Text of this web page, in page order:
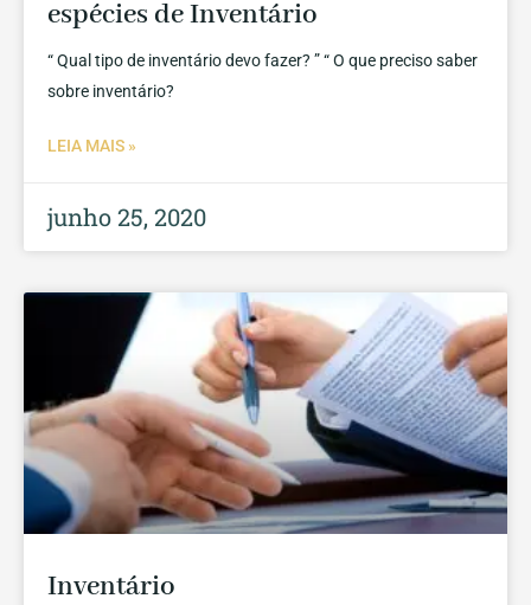
espécies de Inventário
“ Qual tipo de inventário devo fazer? ” “ O que preciso saber
sobre inventário?
LEIA MAIS »
junho 25, 2020
Inventário